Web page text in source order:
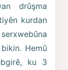
drûşma
kurdan
Hemû
ku 3